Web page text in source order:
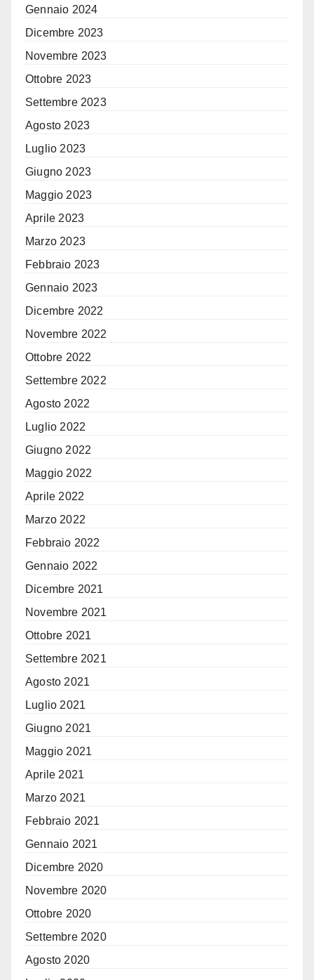
Gennaio 2024
Dicembre 2023
Novembre 2023
Ottobre 2023
Settembre 2023
Agosto 2023
Luglio 2023
Giugno 2023
Maggio 2023
Aprile 2023
Marzo 2023
Febbraio 2023
Gennaio 2023
Dicembre 2022
Novembre 2022
Ottobre 2022
Settembre 2022
Agosto 2022
Luglio 2022
Giugno 2022
Maggio 2022
Aprile 2022
Marzo 2022
Febbraio 2022
Gennaio 2022
Dicembre 2021
Novembre 2021
Ottobre 2021
Settembre 2021
Agosto 2021
Luglio 2021
Giugno 2021
Maggio 2021
Aprile 2021
Marzo 2021
Febbraio 2021
Gennaio 2021
Dicembre 2020
Novembre 2020
Ottobre 2020
Settembre 2020
Agosto 2020